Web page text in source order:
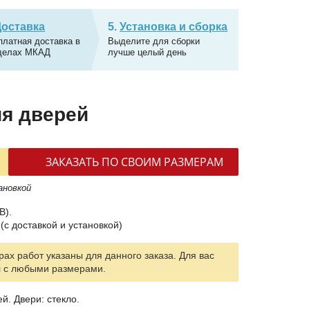
доставка в
МКАД
Установка и сборка
Выделите для сборки
лучше целый день
дверей
ЗАКАЗАТЬ ПО СВОИМ РАЗМЕРАМ
доставкой и установкой)
работ указаны для данного заказа. Для вас
любыми размерами.
Двери: стекло.